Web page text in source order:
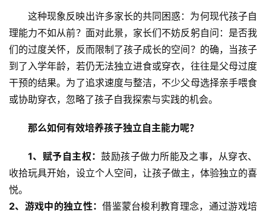
关
于
我
这种现象反映出许多家长的共同困惑：为何现代孩子自
理能力不如从前？面对此景，家长们不妨反躬自问：是否我
们的过度关怀，反而限制了孩子成长的空间？的确，当孩子
到了入学年龄，若仍无法独立进食或穿衣，往往是父母过度
干预的结果。为了追求速度与整洁，不少父母选择亲手喂食
或协助穿衣，忽略了孩子自我探索与实践的机会。
那么如何有效培养孩子独立自主能力呢？
1、赋予自主权：鼓励孩子做力所能及之事，从穿衣、
收拾玩具开始，设立个人空间，让孩子做主，体验独立的喜
悦。
2、游戏中的独立性：借鉴蒙台梭利教育理念，通过游戏培